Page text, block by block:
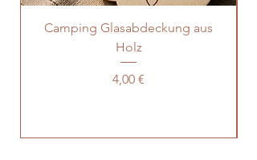
Camping Glasabdeckung aus
Holz
Preis
4,00 €